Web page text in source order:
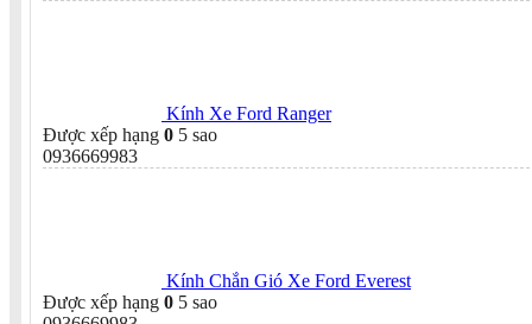
Kính Xe Ford Ranger
Được xếp hạng 0 5 sao
0936669983
Kính Chắn Gió Xe Ford Everest
Được xếp hạng 0 5 sao